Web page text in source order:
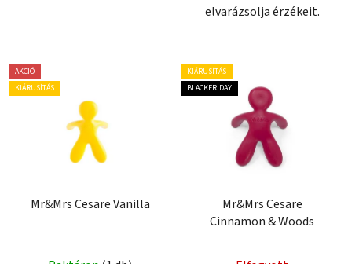
elvarázsolja érzékeit.
AKCIÓ
KIÁRUSÍTÁS
Mr&Mrs Cesare Vanilla
KIÁRUSÍTÁS
BLACKFRIDAY
Mr&Mrs Cesare
Cinnamon & Woods